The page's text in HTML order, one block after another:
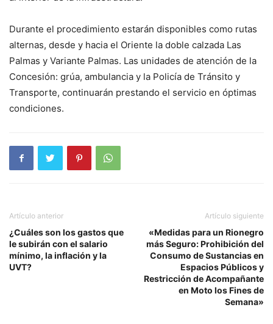
Durante el procedimiento estarán disponibles como rutas
alternas, desde y hacia el Oriente la doble calzada Las
Palmas y Variante Palmas. Las unidades de atención de la
Concesión: grúa, ambulancia y la Policía de Tránsito y
Transporte, continuarán prestando el servicio en óptimas
condiciones.
Artículo anterior
¿Cuáles son los gastos que
le subirán con el salario
mínimo, la inflación y la
UVT?
Artículo siguiente
«Medidas para un Rionegro
más Seguro: Prohibición del
Consumo de Sustancias en
Espacios Públicos y
Restricción de Acompañante
en Moto los Fines de
Semana»